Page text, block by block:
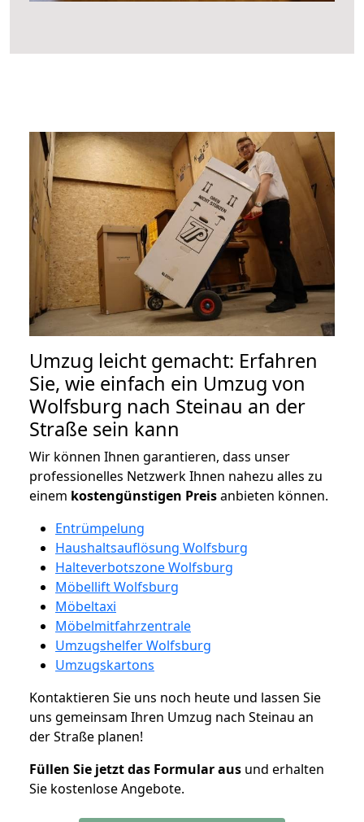
Umzug leicht gemacht: Erfahren
Sie, wie einfach ein Umzug von
Wolfsburg nach Steinau an der
Straße sein kann
Wir können Ihnen garantieren, dass unser
professionelles Netzwerk Ihnen nahezu alles zu
einem kostengünstigen Preisanbieten können.
Entrümpelung
Haushaltsauflösung Wolfsburg
Halteverbotszone Wolfsburg
Möbellift Wolfsburg
Möbeltaxi
Möbelmitfahrzentrale
Umzugshelfer Wolfsburg
Umzugskartons
Kontaktieren Sie uns noch heute und lassen Sie
uns gemeinsam Ihren Umzug nach Steinau an
der Straße planen!
Füllen Sie jetzt das Formular aus und erhalten
Sie kostenlose Angebote.